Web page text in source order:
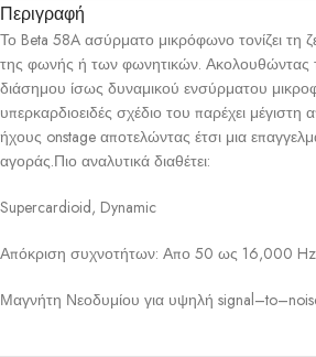
Περιγραφή
Το Beta 58A ασύρματο μικρόφωνο τονίζει τη
της φωνής ή των φωνητικών. Ακολουθώντας
διάσημου ίσως δυναμικού ενσύρματου
υπερκαρδιοειδές σχέδιο του παρέχει
ήχους onstage αποτελώντας έτσι μια
αγοράς.Πιο αναλυτικά διαθέτει:
Supercardioid, Dynamic
Απόκριση συχνοτήτων: Απο 50 ως 16,000 Hz
Μαγνήτη Νεοδυμίου για υψηλή